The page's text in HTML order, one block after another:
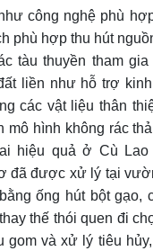
công nghệ phù
phù hợp thu hút
tàu thuyền tham gia
liền như hỗ trợ
các vật liệu thân
hình không rác
hiệu quả ở Cù Lao
đã được xử lý tại
ống hút bột gạo,
thế thói quen đi
và xử lý tiêu